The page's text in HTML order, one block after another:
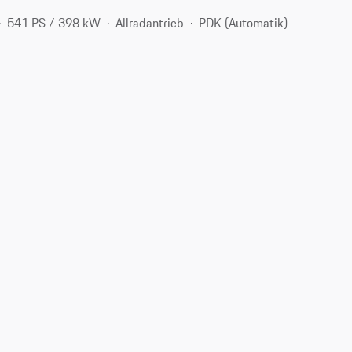
541 PS / 398 kW Allradantrieb PDK (Automatik)